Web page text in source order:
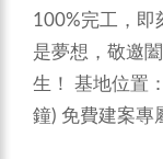
100%完工，即
是夢想，敬邀
生！ 基地位置
鐘) 免費建案專